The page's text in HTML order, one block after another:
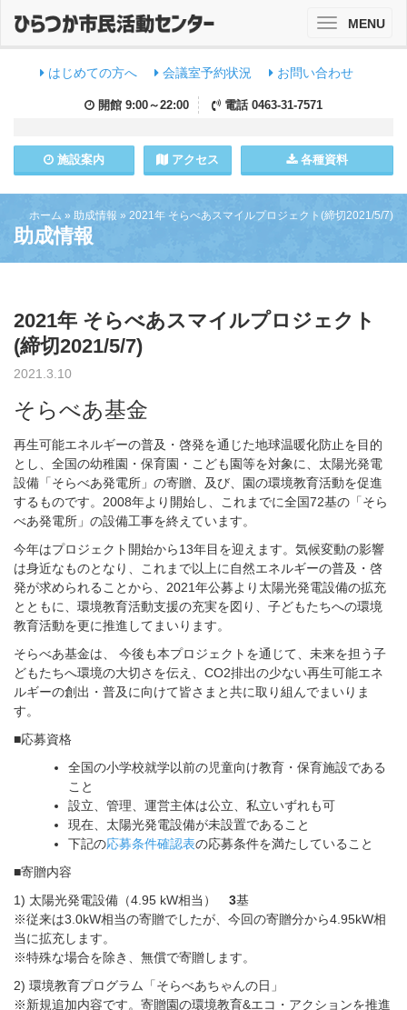
はじめての方へ 会議室予約状況 お問い合わせ
開館 9:00～22:00 電話 0463-31-7571
施設案内 アクセス 各種資料
ToggleMENU
ホーム » 助成情報 » 2021年 そらべあスマイルプロジェクト(締切2021/5/7)
助成情報
2021年 そらべあスマイルプロジェクト
(締切2021/5/7)
2021.3.10
そらべあ基金
再生可能エネルギーの普及・啓発を通じた地球温暖化防止を目的
とし、全国の幼稚園・保育園・こども園等を対象に、太陽光発電
設備「そらべあ発電所」の寄贈、及び、園の環境教育活動を促進
するものです。2008年より開始し、これまでに全国72基の「そら
べあ発電所」の設備工事を終えています。
今年はプロジェクト開始から13年目を迎えます。気候変動の影響
は身近なものとなり、これまで以上に自然エネルギーの普及・啓
発が求められることから、2021年公募より太陽光発電設備の拡充
とともに、環境教育活動支援の充実を図り、子どもたちへの環境
教育活動を更に推進してまいります。
そらべあ基金は、 今後も本プロジェクトを通じて、未来を担う子
どもたちへ環境の大切さを伝え、CO2排出の少ない再生可能エネ
ルギーの創出・普及に向けて皆さまと共に取り組んでまいりま
す。
■応募資格
全国の小学校就学以前の児童向け教育・保育施設である
こと
設立、管理、運営主体は公立、私立いずれも可
現在、太陽光発電設備が未設置であること
下記の応募条件確認表の応募条件を満たしていること
■寄贈内容
1) 太陽光発電設備（4.95 kW相当） 3基
※従来は3.0kW相当の寄贈でしたが、今回の寄贈分から4.95kW相
当に拡充します。
※特殊な場合を除き、無償で寄贈します。
2) 環境教育プログラム「そらべあちゃんの日」
※新規追加内容です。寄贈園の環境教育&エコ・アクションを推進